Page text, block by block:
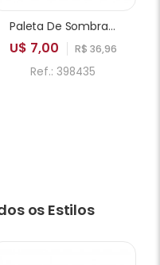
Paleta De Sombras ICANDY Sweetie Cake 35A 35 Cores
U$ 7,00 R$ 36,96
Ref.: 398435
os Estilos